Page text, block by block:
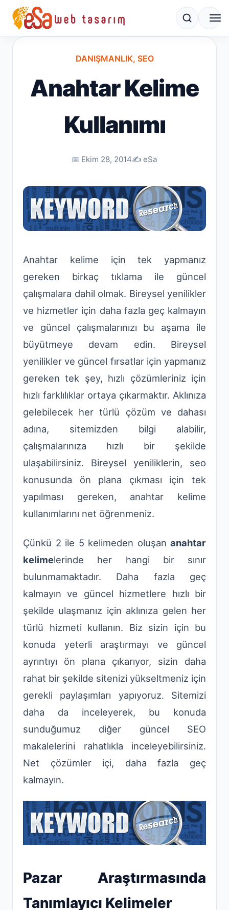
DANIŞMANLIK, SEO
Anahtar Kelime
Kullanımı
📅 Ekim 28, 2014✍️ eSa
Anahtar kelime için tek yapmanız
gereken birkaç tıklama ile güncel
çalışmalara dahil olmak. Bireysel yenilikler
ve hizmetler için daha fazla geç kalmayın
ve güncel çalışmalarınızı bu aşama ile
büyütmeye devam edin. Bireysel
yenilikler ve güncel fırsatlar için yapmanız
gereken tek şey, hızlı çözümleriniz için
hızlı farklılıklar ortaya çıkarmaktır. Aklınıza
gelebilecek her türlü çözüm ve dahası
adına, sitemizden bilgi alabilir,
çalışmalarınıza hızlı bir şekilde
ulaşabilirsiniz. Bireysel yeniliklerin, seo
konusunda ön plana çıkması için tek
yapılması gereken, anahtar kelime
kullanımlarını net öğrenmeniz.
Çünkü 2 ile 5 kelimeden oluşan anahtar
kelimelerinde her hangi bir sınır
bulunmamaktadır. Daha fazla geç
kalmayın ve güncel hizmetlere hızlı bir
şekilde ulaşmanız için aklınıza gelen her
türlü hizmeti kullanın. Biz sizin için bu
konuda yeterli araştırmayı ve güncel
ayrıntıyı ön plana çıkarıyor, sizin daha
rahat bir şekilde sitenizi yükseltmeniz için
gerekli paylaşımları yapıyoruz. Sitemizi
daha da inceleyerek, bu konuda
sunduğumuz diğer güncel SEO
makalelerini rahatlıkla inceleyebilirsiniz.
Net çözümler içi, daha fazla geç
kalmayın.
Pazar Araştırmasında
Tanımlayıcı Kelimeler